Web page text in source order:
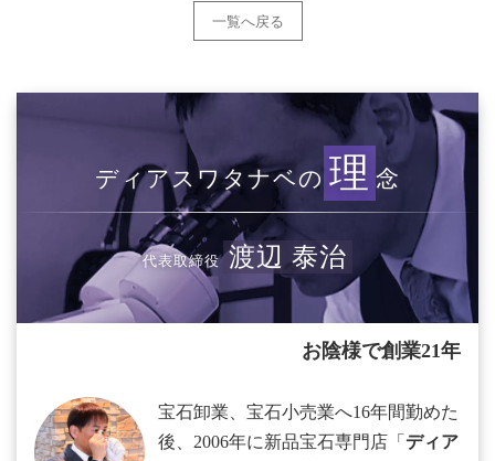
一覧へ戻る
ディアスワタナベの 理 念
代表取締役 渡辺 泰治
お陰様で創業21年
宝石卸業、宝石小売業へ16年間勤めた
後、2006年に新品宝石専門店「 ディア